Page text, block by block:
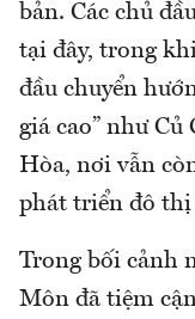
bản. Các chủ
tại đây, trong
đầu chuyển
giá cao” như
Hòa, nơi vẫn
phát triển đô thị
Trong bối cảnh
Môn đã tiệm